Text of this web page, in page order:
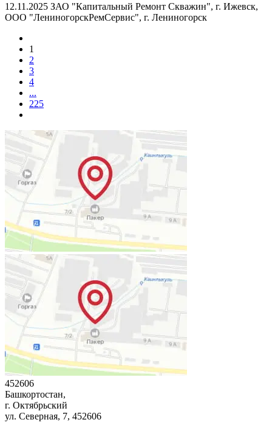
12.11.2025 ЗАО "Капитальный Ремонт Скважин", г. Ижевск,
ООО "ЛениногорскРемСервис", г. Лениногорск
1
2
3
4
...
225
452606
Башкортостан,
г. Октябрьский
ул. Северная, 7, 452606